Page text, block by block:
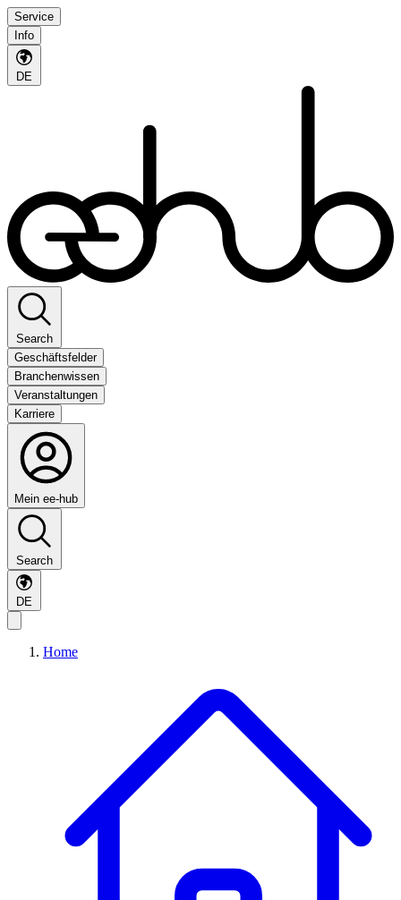
Service
Info
DE
Search
Geschäftsfelder
Branchenwissen
Veranstaltungen
Karriere
Mein ee-hub
Search
DE
Home